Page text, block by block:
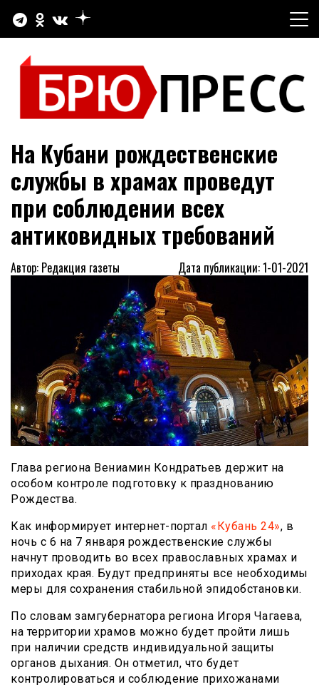
содержимому
БРЮПРЕСС
Официальный сайт газеты "Брюховецкие новости"
На Кубани рождественские
службы в храмах проведут
при соблюдении всех
антиковидных требований
Автор: Редакция газеты Дата публикации: 1-01-2021
Глава региона Вениамин Кондратьев держит на
особом контроле подготовку к празднованию
Рождества.
Как информирует интернет-портал «Кубань 24», в
ночь с 6 на 7 января рождественские службы
начнут проводить во всех православных храмах и
приходах края. Будут предприняты все необходимы
меры для сохранения стабильной эпидобстановки.
По словам замгубернатора региона Игоря Чагаева,
на территории храмов можно будет пройти лишь
при наличии средств индивидуальной защиты
органов дыхания. Он отметил, что будет
контролироваться и соблюдение прихожанами